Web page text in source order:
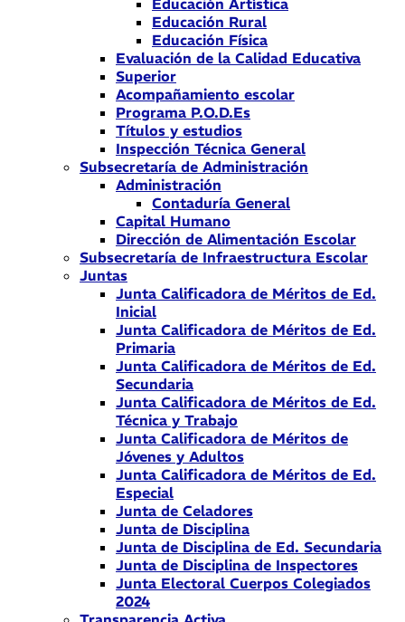
Educación Artística
Educación Rural
Educación Física
Evaluación de la Calidad Educativa
Superior
Acompañamiento escolar
Programa P.O.D.Es
Títulos y estudios
Inspección Técnica General
Subsecretaría de Administración
Administración
Contaduría General
Capital Humano
Dirección de Alimentación Escolar
Subsecretaría de Infraestructura Escolar
Juntas
Junta Calificadora de Méritos de Ed.
Inicial
Junta Calificadora de Méritos de Ed.
Primaria
Junta Calificadora de Méritos de Ed.
Secundaria
Junta Calificadora de Méritos de Ed.
Técnica y Trabajo
Junta Calificadora de Méritos de
Jóvenes y Adultos
Junta Calificadora de Méritos de Ed.
Especial
Junta de Celadores
Junta de Disciplina
Junta de Disciplina de Ed. Secundaria
Junta de Disciplina de Inspectores
Junta Electoral Cuerpos Colegiados
2024